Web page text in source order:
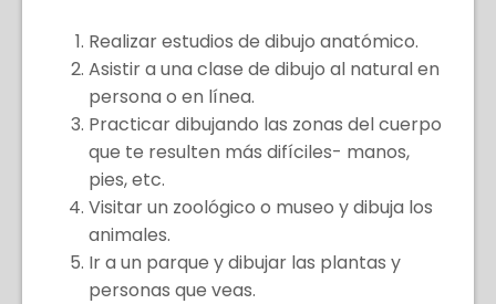
Realizar estudios de dibujo anatómico.
Asistir a una clase de dibujo al natural en
persona o en línea.
Practicar dibujando las zonas del cuerpo
que te resulten más difíciles- manos,
pies, etc.
Visitar un zoológico o museo y dibuja los
animales.
Ir a un parque y dibujar las plantas y
personas que veas.